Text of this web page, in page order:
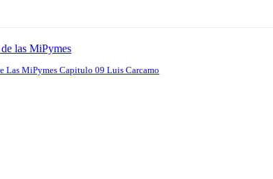
las MiPymes
Las MiPymes Capitulo 09 Luis Carcamo